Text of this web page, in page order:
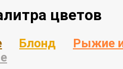
цветов
Блонд
Рыжие